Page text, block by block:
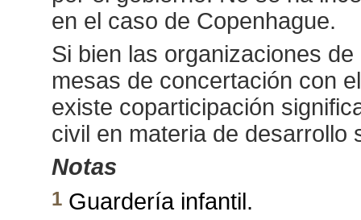
en el caso de Copenhague.
Si bien las organizaciones
mesas de concertación con
existe coparticipación
civil en materia de desarrollo
Notas
1Guardería infantil.